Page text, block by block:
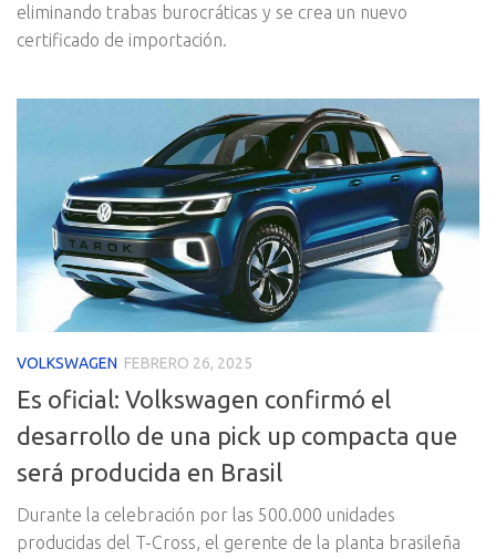
eliminando trabas burocráticas y se crea un nuevo
certificado de importación.
VOLKSWAGEN FEBRERO 26, 2025
Es oficial: Volkswagen confirmó el
desarrollo de una pick up compacta que
será producida en Brasil
Durante la celebración por las 500.000 unidades
producidas del T-Cross, el gerente de la planta brasileña